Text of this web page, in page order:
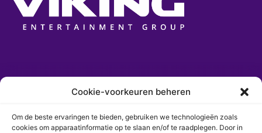
Cookie-voorkeuren beheren
Om de beste ervaringen te bieden, gebruiken we technologieën zoals
cookies om apparaatinformatie op te slaan en/of te raadplegen. Door in